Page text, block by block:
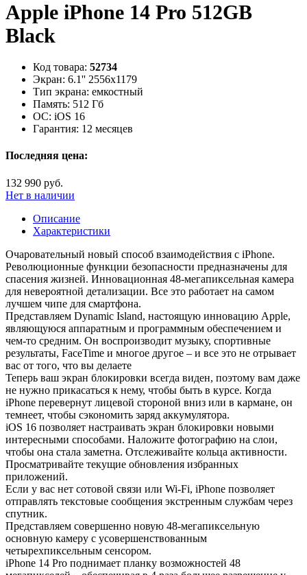
Apple iPhone 14 Pro 512GB
Black
Код товара: 52734
Экран: 6.1'' 2556x1179
Тип экрана: емкостный
Память: 512 Гб
ОС: iOS 16
Гарантия: 12 месяцев
Последняя цена:
132 990 руб.
Нет в наличии
Описание
Характеристики
Очаровательный новый способ взаимодействия с iPhone.
Революционные функции безопасности предназначены для
спасения жизней. Инновационная 48-мегапиксельная камера
для невероятной детализации. Все это работает на самом
лучшем чипе для смартфона.
Представляем Dynamic Island, настоящую инновацию Apple,
являющуюся аппаратным и программным обеспечением и
чем-то средним. Он воспроизводит музыку, спортивные
результаты, FaceTime и многое другое – и все это не отрывает
вас от того, что вы делаете
Теперь ваш экран блокировки всегда виден, поэтому вам даже
не нужно прикасаться к нему, чтобы быть в курсе. Когда
iPhone перевернут лицевой стороной вниз или в кармане, он
темнеет, чтобы сэкономить заряд аккумулятора.
iOS 16 позволяет настраивать экран блокировки новыми
интересными способами. Наложите фотографию на слои,
чтобы она стала заметна. Отслеживайте кольца активности.
Просматривайте текущие обновления избранных
приложений.
Если у вас нет сотовой связи или Wi-Fi, iPhone позволяет
отправлять текстовые сообщения экстренным службам через
спутник.
Представляем совершенно новую 48-мегапиксельную
основную камеру с усовершенствованным
четырехпиксельным сенсором.
iPhone 14 Pro поднимает планку возможностей 48